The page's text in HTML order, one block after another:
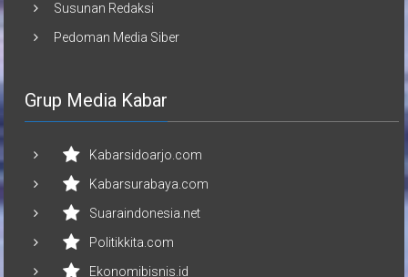
Susunan Redaksi
Pedoman Media Siber
Grup Media Kabar
Kabarsidoarjo.com
Kabarsurabaya.com
Suaraindonesia.net
Politikkita.com
Ekonomibisnis.id